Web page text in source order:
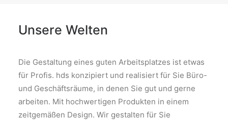
Unsere Welten
Die Gestaltung eines guten Arbeitsplatzes ist etwas
für Profis. hds konzipiert und realisiert für Sie Büro-
und Geschäftsräume, in denen Sie gut und gerne
arbeiten. Mit hochwertigen Produkten in einem
zeitgemäßen Design. Wir gestalten für Sie